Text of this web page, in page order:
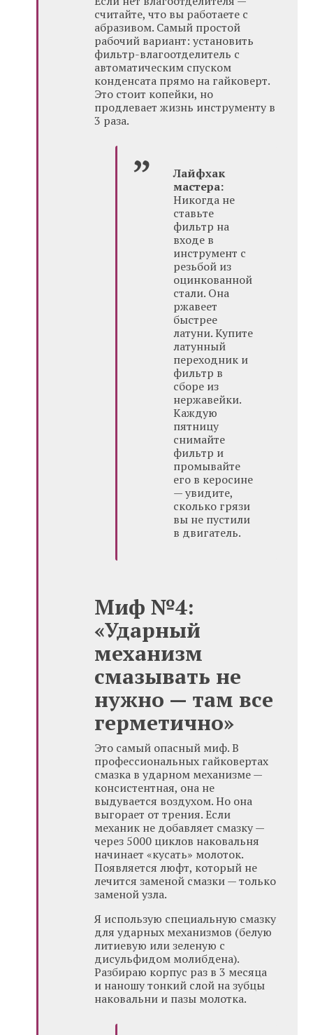
считайте, что вы работаете с
абразивом. Самый простой
рабочий вариант: установить
фильтр-влагоотделитель с
автоматическим спуском
конденсата прямо на гайковерт.
Это стоит копейки, но
продлевает жизнь инструменту в
3 раза.
Лайфхак
мастера:
Никогда не
ставьте
фильтр на
входе в
инструмент с
резьбой из
оцинкованной
стали. Она
ржавеет
быстрее
латуни. Купите
латунный
переходник и
фильтр в
сборе из
нержавейки.
Каждую
пятницу
снимайте
фильтр и
промывайте
его в керосине
— увидите,
сколько грязи
вы не пустили
в двигатель.
Миф №4:
«Ударный
механизм
смазывать не
нужно — там все
герметично»
Это самый опасный миф. В
профессиональных гайковертах
смазка в ударном механизме —
консистентная, она не
выдувается воздухом. Но она
выгорает от трения. Если
механик не добавляет смазку —
через 5000 циклов наковальня
начинает «кусать» молоток.
Появляется люфт, который не
лечится заменой смазки — только
заменой узла.
Я использую специальную смазку
для ударных механизмов (белую
литиевую или зеленую с
дисульфидом молибдена).
Разбираю корпус раз в 3 месяца
и наношу тонкий слой на зубцы
наковальни и пазы молотка.